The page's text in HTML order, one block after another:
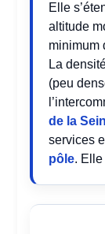
Elle
altitude
minimum
La
(peu
de la
services
pôle.